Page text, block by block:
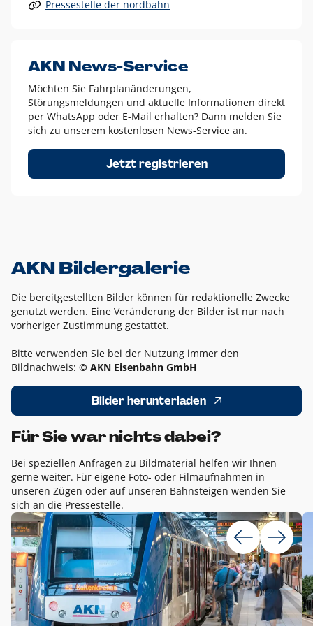
Alle anderen Logo-Varianten dürfen nur in Ausnahmefällen
Diese Ausnahmen sind zum Beispiel:
dem AKN Blau,
weißes Logo auf Fotohintergründen,
schwarzes Logo für reine Schwarz-Weiß-Umsetzungen
Um das Logo herum muss ein Schutzraum von jeweils einer
Höhe bzw. Breite des N aus AKN in alle Richtungen
Pressestelle der nordbahn
AKN News-Service
Möchten Sie Fahrplanänderungen,
Störungsmeldungen und aktuelle Informationen direkt
per WhatsApp oder E-Mail erhalten? Dann melden Sie
sich zu unserem kostenlosen News-Service an.
Jetzt registrieren
AKN Bildergalerie
Die bereitgestellten Bilder können für redaktionelle Zwecke
genutzt werden. Eine Veränderung der Bilder ist nur nach
vorheriger Zustimmung gestattet.
Bitte verwenden Sie bei der Nutzung immer den
Bildnachweis: © AKN Eisenbahn GmbH
Bilder herunterladen
Für Sie war nichts dabei?
Bei speziellen Anfragen zu Bildmaterial helfen wir Ihnen
gerne weiter. Für eigene Foto- oder Filmaufnahmen in
unseren Zügen oder auf unseren Bahnsteigen wenden Sie
sich an die Pressestelle.